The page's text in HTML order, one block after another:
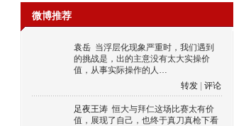
微博推荐
袁岳 当浮层化现象严重时，我们遇到
的挑战是，出的主意没有太大实操价
值，从事实际操作的人…
转发
评论
足夜王涛 恒大与拜仁这场比赛太有价
值，展现了自己，也终于真刀真枪下看